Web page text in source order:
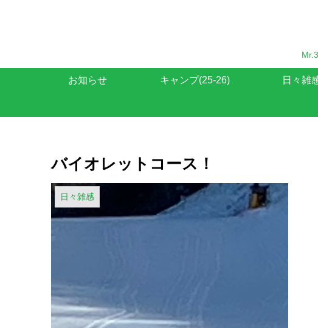
お知らせ キャンプ(25-26) 日々雑
バイオレットコース！
日々雑感